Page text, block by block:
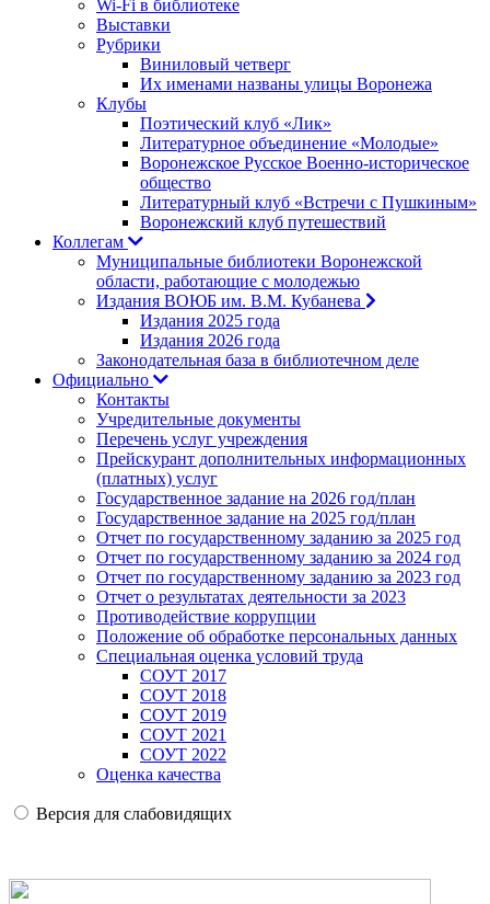
Wi-Fi в библиотеке
Выставки
Рубрики
Виниловый четверг
Их именами названы улицы Воронежа
Клубы
Поэтический клуб «Лик»
Литературное объединение «Молодые»
Воронежское Русское Военно-историческое
общество
Литературный клуб «Встречи с Пушкиным»
Воронежский клуб путешествий
Коллегам
Муниципальные библиотеки Воронежской
области, работающие с молодежью
Издания ВОЮБ им. В.М. Кубанева
Издания 2025 года
Издания 2026 года
Законодательная база в библиотечном деле
Официально
Контакты
Учредительные документы
Перечень услуг учреждения
Прейскурант дополнительных информационных
(платных) услуг
Государственное задание на 2026 год/план
Государственное задание на 2025 год/план
Отчет по государственному заданию за 2025 год
Отчет по государственному заданию за 2024 год
Отчет по государственному заданию за 2023 год
Отчет о результатах деятельности за 2023
Противодействие коррупции
Положение об обработке персональных данных
Специальная оценка условий труда
СОУТ 2017
СОУТ 2018
СОУТ 2019
СОУТ 2021
СОУТ 2022
Оценка качества
Версия для слабовидящих